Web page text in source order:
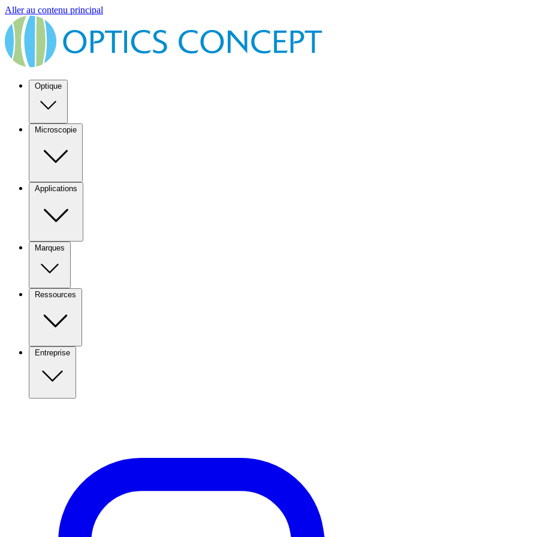
Aller au contenu principal
Optique
Microscopie
Applications
Marques
Ressources
Entreprise